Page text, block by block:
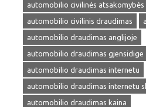
automobilio civilinės atsakomybės
automobilio civilinis draudimas
automobilio draudimas anglijoje
automobilio draudimas gjensidige
automobilio draudimas internetu
automobilio draudimas internetu
automobilio draudimas kaina